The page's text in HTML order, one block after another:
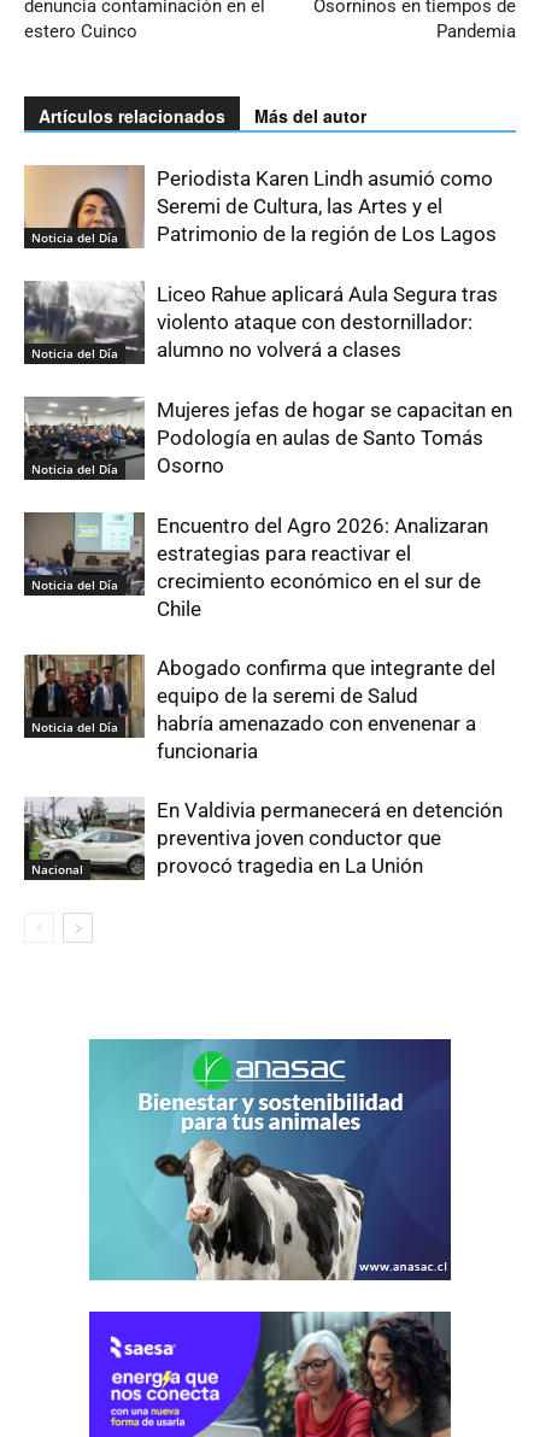
denuncia contaminación en el
estero Cuinco
Osorninos en tiempos de
Pandemia
Artículos relacionados Más del autor
Noticia del Día
Periodista Karen Lindh asumió como
Seremi de Cultura, las Artes y el
Patrimonio de la región de Los Lagos
Noticia del Día
Liceo Rahue aplicará Aula Segura tras
violento ataque con destornillador:
alumno no volverá a clases
Noticia del Día
Mujeres jefas de hogar se capacitan en
Podología en aulas de Santo Tomás
Osorno
Noticia del Día
Encuentro del Agro 2026: Analizaran
estrategias para reactivar el
crecimiento económico en el sur de
Chile
Noticia del Día
Abogado confirma que integrante del
equipo de la seremi de Salud
habría amenazado con envenenar a
funcionaria
Nacional
En Valdivia permanecerá en detención
preventiva joven conductor que
provocó tragedia en La Unión